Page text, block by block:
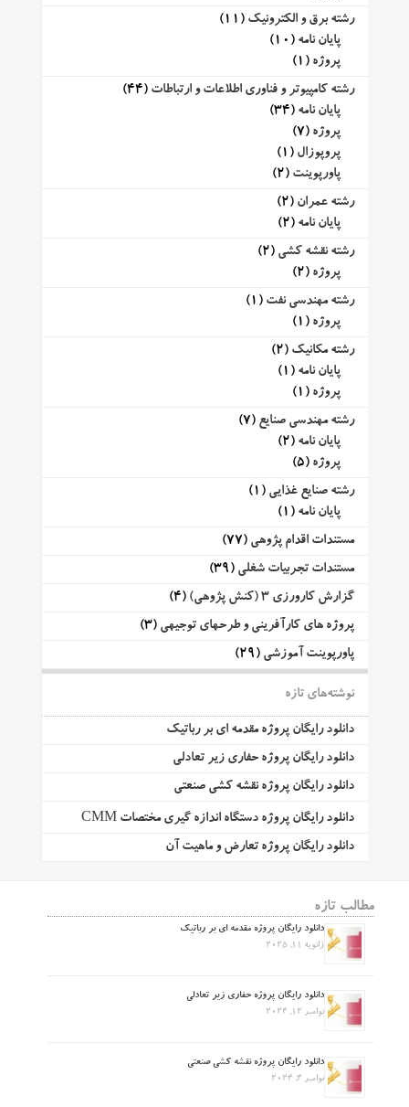
رشته برق و الکترونیک (11)
پایان نامه (10)
پروژه (1)
رشته کامپیوتر و فناوری اطلاعات و ارتباطات (44)
پایان نامه (34)
پروژه (7)
پروپوزال (1)
پاورپوینت (2)
رشته عمران (2)
پایان نامه (2)
رشته نقشه کشی (2)
پروژه (2)
رشته مهندسی نفت (1)
پروژه (1)
رشته مکانیک (2)
پایان نامه (1)
پروژه (1)
رشته مهندسی صنایع (7)
پایان نامه (2)
پروژه (5)
رشته صنایع غذایی (1)
پایان نامه (1)
مستندات اقدام پژوهی (77)
مستندات تجربیات شغلی (39)
گزارش کارورزی 3 (کنش پژوهی)
(4)
پروژه های کارآفرینی و طرحهای توجیهی (3)
پاورپوینت آموزشی (29)
نوشته‌های تازه
دانلود رایگان پروژه مقدمه ای بر رباتیک
دانلود رایگان پروژه حفاری زیر تعادلی
دانلود رایگان پروژه نقشه کشی صنعتی
دانلود رایگان پروژه دستگاه اندازه گیری مختصات CMM
دانلود رایگان پروژه تعارض و ماهیت آن
مطالب تازه
دانلود رایگان پروژه مقدمه ای بر رباتیک
ژانویه 11, 2025
دانلود رایگان پروژه حفاری زیر تعادلی
نوامبر 12, 2024
دانلود رایگان پروژه نقشه کشی صنعتی
نوامبر 4, 2024